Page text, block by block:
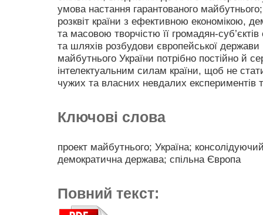
умова настання гарантованого
розквіт країни з ефективною економікою,
та масовою творчістю її громадян-
та шляхів розбудови європейської держави
майбутнього України потрібно постійно й
інтелектуальним силам країни, щоб не
чужих та власних невдалих експериментів
Ключові слова
проект майбутнього; Україна;
демократична держава; спільна Європа
Повний текст: